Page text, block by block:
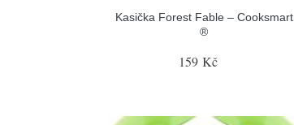
Kasička Forest Fable – Cooksmart
®
159 Kč